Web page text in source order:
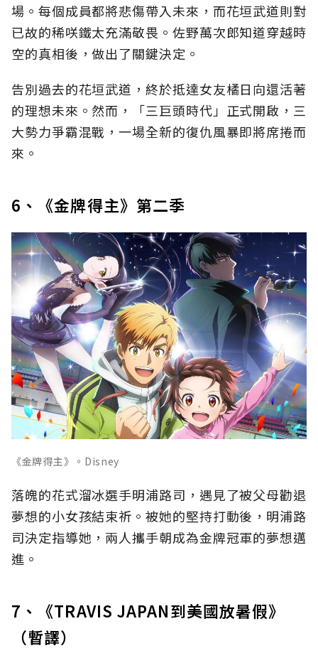
場。每個成員都將悲傷帶入未來，而花垣武道則對
已故的稀咲鐵太充滿敬畏。佐野萬次郎知道穿越時
空的真相後，做出了關鍵決定。
告別過去的花垣武道，終於抵達女友橘日向還活著
的理想未來。然而，「三巨頭時代」正式開啟，三
大勢力爭霸混戰，一場全新的復仇風暴即將席捲而
來。
6、《金牌得主》第二季
《金牌得主》。Disney
落魄的花式溜冰選手明浦路司，遇見了被父母勸退
夢想的小女孩結束祈。被她的堅持打動後，明浦路
司決定指導她，兩人攜手朝成為金牌冠軍的夢想邁
進。
7、《TRAVIS JAPAN到美國放暑假》
（暫譯）